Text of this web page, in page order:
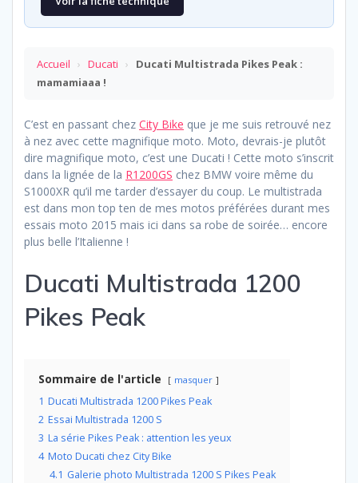
Accueil › Ducati ›
Ducati Multistrada Pikes Peak :
mamamiaaa !
C’est en passant chez City Bike que je me suis retrouvé nez
à nez avec cette magnifique moto. Moto, devrais-je plutôt
dire magnifique moto, c’est une Ducati ! Cette moto s’inscrit
dans la lignée de la R1200GS chez BMW voire même du
S1000XR qu’il me tarder d’essayer du coup. Le multistrada
est dans mon top ten de mes motos préférées durant mes
essais moto 2015 mais ici dans sa robe de soirée… encore
plus belle l’Italienne !
Ducati Multistrada 1200
Pikes Peak
Sommaire de l'article masquer
1 Ducati Multistrada 1200 Pikes Peak
2 Essai Multistrada 1200 S
3 La série Pikes Peak : attention les yeux
4 Moto Ducati chez City Bike
4.1 Galerie photo Multistrada 1200 S Pikes Peak